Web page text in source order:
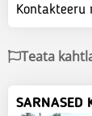
Kontakteeru
Teata
SARNASED